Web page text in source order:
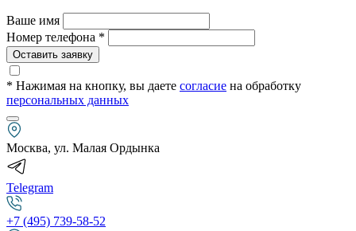
Ваше имя
Номер телефона *
Оставить заявку
* Нажимая на кнопку, вы даете согласие на обработку
персональных данных
Москва, ул. Малая Ордынка
Telegram
+7 (495) 739-58-52